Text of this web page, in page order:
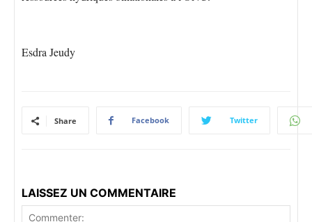
Esdra Jeudy
Share Facebook Twitter
LAISSEZ UN COMMENTAIRE